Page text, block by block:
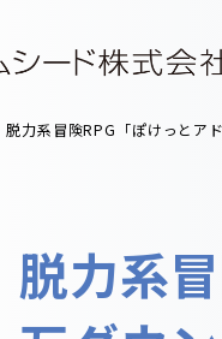
脱力系冒険RPG「ぽけっとア
脱力系